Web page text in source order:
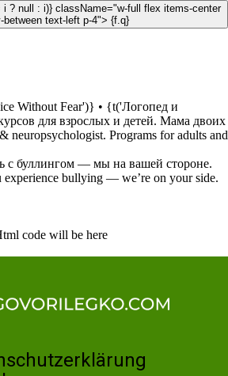
i ? null : i)} className="w-full flex items-center
between text-left p-4"> {f.q}
Without Fear')} • {t('Логопед и
для взрослых и детей. Мама двоих
neuropsychologist. Programs for adults and
с буллингом — мы на вашей стороне.
experience bullying — we’re on your side.
code will be here